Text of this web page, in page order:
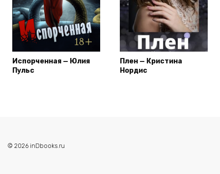
Испорченная — Юлия
Пульс
Плен — Кристина
Нордис
© 2026 inDbooks.ru